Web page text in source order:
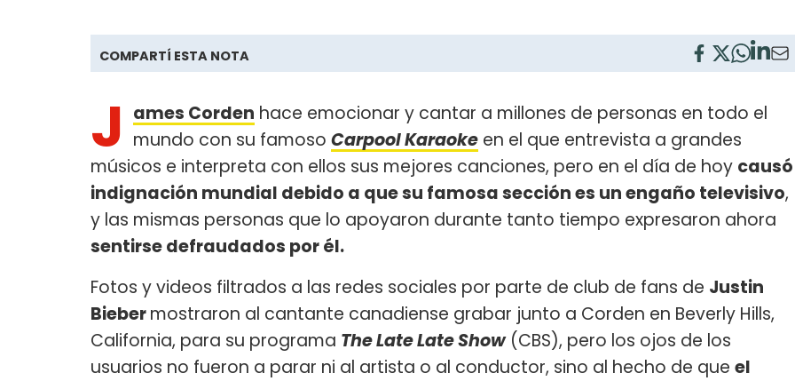
COMPARTÍ ESTA NOTA
J ames Corden hace emocionar y cantar a millones de personas en todo el
mundo con su famoso Carpool Karaoke en el que entrevista a grandes
músicos e interpreta con ellos sus mejores canciones, pero en el día de hoy causó
indignación mundial debido a que su famosa sección es un engaño televisivo,
y las mismas personas que lo apoyaron durante tanto tiempo expresaron ahora
sentirse defraudados por él.
Fotos y videos filtrados a las redes sociales por parte de club de fans de Justin
Biebermostraron al cantante canadiense grabar junto a Corden en Beverly Hills,
California, para su programa The Late Late Show(CBS), pero los ojos de los
usuarios no fueron a parar ni al artista o al conductor, sino al hecho de que el